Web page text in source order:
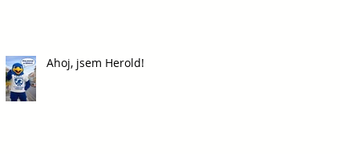
Ahoj, jsem Herold!